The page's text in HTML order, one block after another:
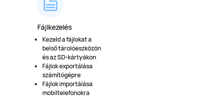
Fájlkezelés
Kezeld a fájlokat a
belső tárolóeszközön
és az SD-kártyákon
Fájlok exportálása
számítógépre
Fájlok importálása
mobiltelefonokra